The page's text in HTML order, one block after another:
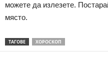
можете да излезете.
място.
ТАГОВЕ ХОРОСКОП